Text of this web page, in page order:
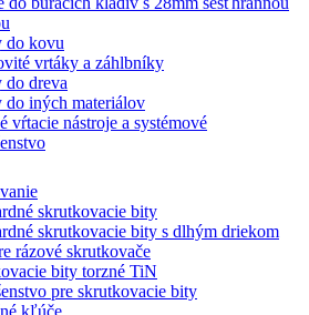
do kovu
vrtáky a záhlbníky
do dreva
do iných materiálov
vŕtacie nástroje a systémové
skrutkovacie bity
skrutkovacie bity s dlhým driekom
rázové skrutkovače
bity torzné TiN
pre skrutkovacie bity
kľúče